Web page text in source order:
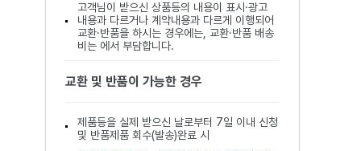
고객님이 받으신 상품등의 내용이 표시·광고
내용과 다르거나 계약내용과 다르게 이행되어
교환·반품을 하시는 경우에는, 교환·반품 배송
비는 에서 부담합니다.
교환 및 반품이 가능한 경우
제품등을 실제 받으신 날로부터 7일 이내 신청
및 반품제품 회수(발송)완료 시